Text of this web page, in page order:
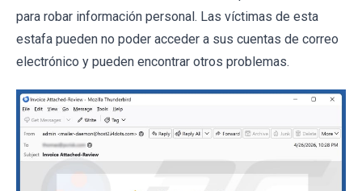
para robar información personal. Las víctimas de esta
estafa pueden no poder acceder a sus cuentas de correo
electrónico y pueden encontrar otros problemas.